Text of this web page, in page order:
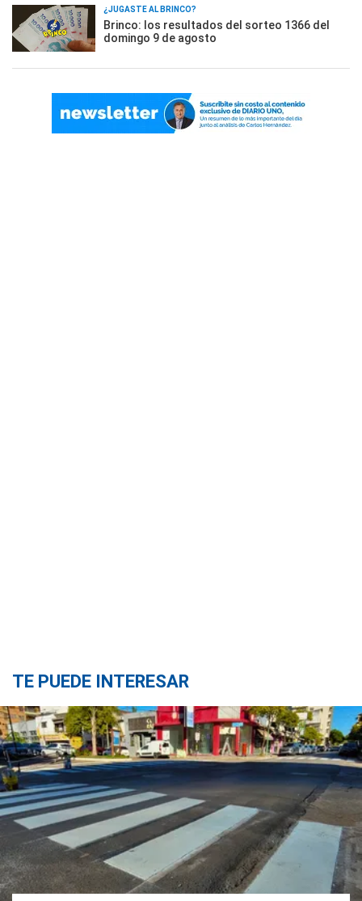
¿JUGASTE AL BRINCO?
Brinco: los resultados del sorteo 1366 del
domingo 9 de agosto
TE PUEDE INTERESAR